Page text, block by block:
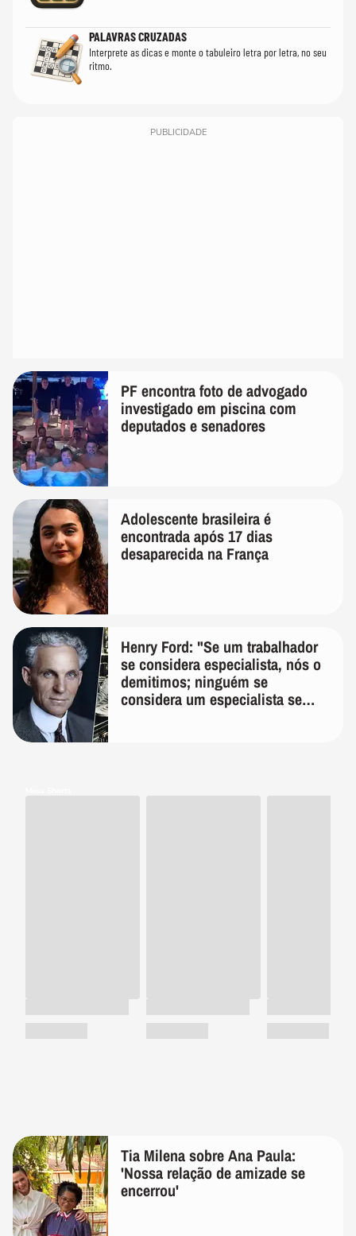
PALAVRAS CRUZADAS
Interprete as dicas e monte o tabuleiro letra por letra, no seu
ritmo.
PUBLICIDADE
PF encontra foto de advogado
investigado em piscina com
deputados e senadores
Adolescente brasileira é
encontrada após 17 dias
desaparecida na França
Henry Ford: "Se um trabalhador
se considera especialista, nós o
demitimos; ninguém se
considera um especialista se
Tia Milena sobre Ana Paula:
'Nossa relação de amizade se
encerrou'